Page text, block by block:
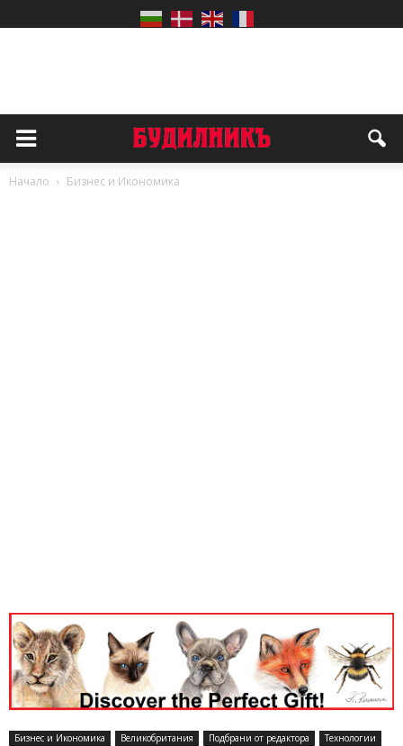
Начало Бизнес и Икономика
Бизнес и Икономика Великобритания Подбрани от редактора Технологии